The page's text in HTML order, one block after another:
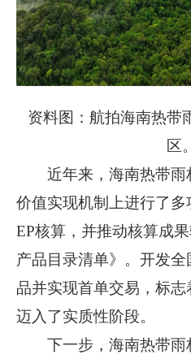
资料图：航拍海南热带
区。
近年来，海南热带
价值实现机制上进行了
EP核算，并推动核算成
产品目录清单》。开发
品并实现首单交易，标
迈入了实质性阶段。
下一步，海南热带